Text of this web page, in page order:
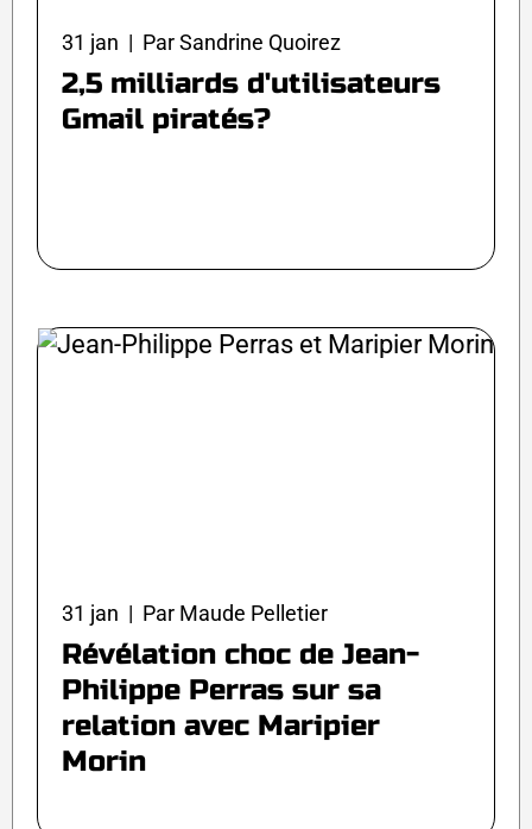
31 jan | Par Sandrine Quoirez
2,5 milliards d'utilisateurs
Gmail piratés?
31 jan | Par Maude Pelletier
Révélation choc de Jean-
Philippe Perras sur sa
relation avec Maripier
Morin